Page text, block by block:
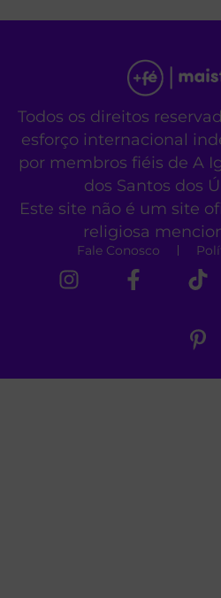
Todos os direitos
esforço internacional
por membros fiéis de A
dos Santos dos
Este site não é um site
religiosa
Fale Conosco